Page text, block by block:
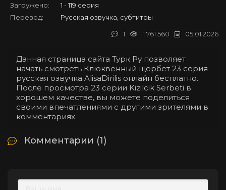
Загружено:
1 - 119 серия
Перевод:
Русская озвучка, субтитры
05.01.2026
1 761 560
1
Данная страница сайта Турк Ру позволяет
начать смотреть Клюквенный щербет 23 серия
русская озвучка AlisaDirilis онлайн бесплатно.
После просмотра 23 серии Kizilcik Serbeti в
хорошем качестве, вы можете поделиться
своими впечатлениями с другими зрителями в
комментариях.
Комментарии (1)